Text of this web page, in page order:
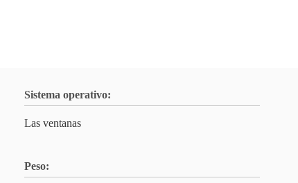
Sistema operativo:
Las ventanas
Peso: